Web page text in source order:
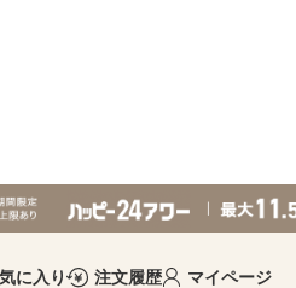
に入り 注文履歴 マイページ